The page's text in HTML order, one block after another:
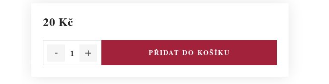
20 Kč
PŘIDAT DO KOŠÍKU